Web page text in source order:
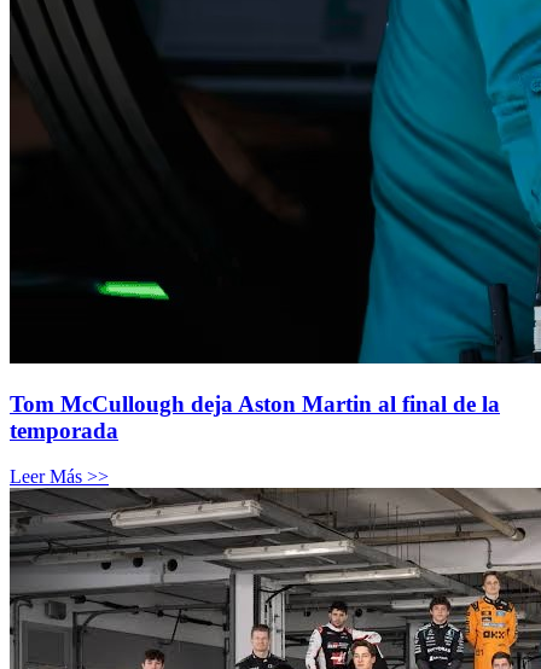
Tom McCullough deja Aston Martin al final de la
temporada
Leer Más >>